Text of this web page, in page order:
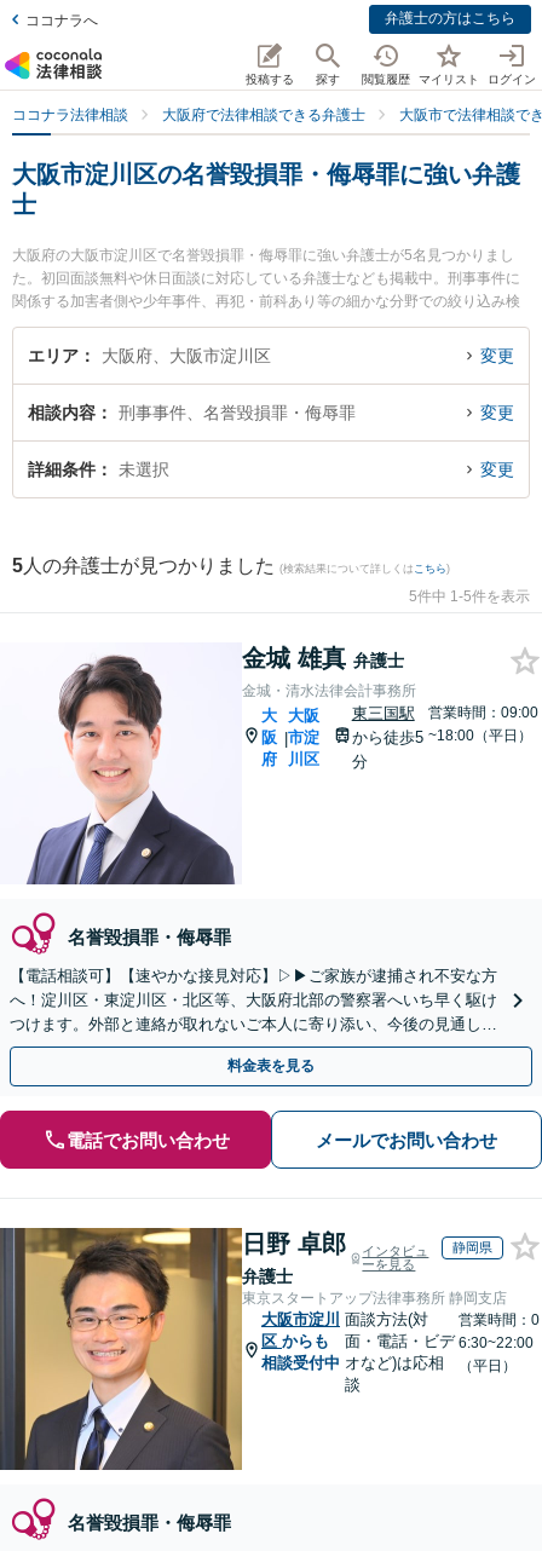
ココナラへ 弁護士の方はこちら
投稿する 探す 閲覧履歴 マイリスト ログイン
ココナラ法律相談 大阪府で法律相談できる弁護士 大阪市で法律相談で
大阪市淀川区の名誉毀損罪・侮辱罪に強い弁護
士
大阪府の大阪市淀川区で名誉毀損罪・侮辱罪に強い弁護士が5名見つかりまし
た。初回面談無料や休日面談に対応している弁護士なども掲載中。刑事事件に
関係する加害者側や少年事件、再犯・前科あり等の細かな分野での絞り込み検
索もでき便利です。特に金城・清水法律会計事務所の金城 雄真弁護士やゆうき
法律事務所の結城 圭一弁護士、新大阪総合法律事務所の元治 武史弁護士のプロ
したい』『名誉毀損罪・侮辱罪のトラブル解決の実績豊富な近くの弁護士を検
索したい』『初回相談無料で名誉毀損罪・侮辱罪を法律相談できる大阪市淀川
区内の弁護士に相談予約したい』などでお困りの相談者さんにおすすめです。
エリア 大阪府、大阪市淀川区 変更
相談内容 刑事事件、名誉毀損罪・侮辱罪 変更
詳細条件 未選択 変更
5 人の弁護士が見つかりました (検索結果について詳しくは こちら)
5件中 1-5件を表示
金城 雄真 弁護士
金城・清水法律会計事務所
大
阪
府
|
大阪
市淀
川区
東三国駅
から徒歩5
分
営業時間：09:00
~18:00（平日）
名誉毀損罪・侮辱罪
【電話相談可】【速やかな接見対応】▷▶︎ご家族が逮捕され不安な方
へ！淀川区・東淀川区・北区等、大阪府北部の警察署へいち早く駆け
つけます。外部と連絡が取れないご本人に寄り添い、今後の見通しや
取り調べの注意点を丁寧に説明。刑事事件は初動が肝心！
料金表を見る
電話でお問い合わせ メールでお問い合わせ
日野 卓郎
弁護士
インタビュ
ーを見る
静岡県
東京スタートアップ法律事務所 静岡支店
大阪市淀川
区 からも
相談受付中
面談方法(対
面・電話・ビデ
オなど)は応相
談
営業時間：0
6:30~22:00
（平日）
名誉毀損罪・侮辱罪